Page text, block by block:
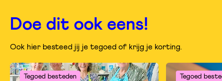
facebooktwitterwhatsapp
Doe dit ook eens!
Ook hier besteed jij je tegoed of krijg je korting.
Tegoed besteden Tegoed